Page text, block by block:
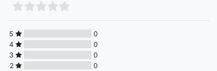
5
0
4
0
3
0
2
0